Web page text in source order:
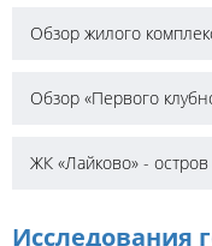
Обзор жилого
Обзор «Первого
ЖК «Лайково» -
Исследования